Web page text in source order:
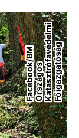
F
a
c
e
b
o
ok
/
B
M
O
r
s
z
á
g
os
K
a
t
a
s
z
t
ró
f
a
v
é
d
e
l
mi
F
ő
i
g
a
z
g
at
ó
s
á g